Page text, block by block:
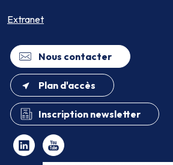
Extranet
Nous contacter
Plan d'accès
Inscription newsletter